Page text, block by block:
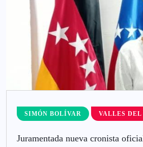
SIMÓN BOLÍVAR VALLES DEL
Juramentada nueva cronista